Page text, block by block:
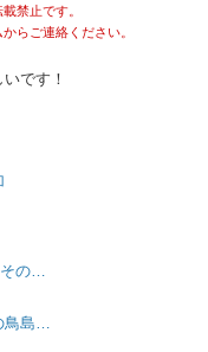
禁止です。
らご連絡ください。
です！
その…
鳥島…